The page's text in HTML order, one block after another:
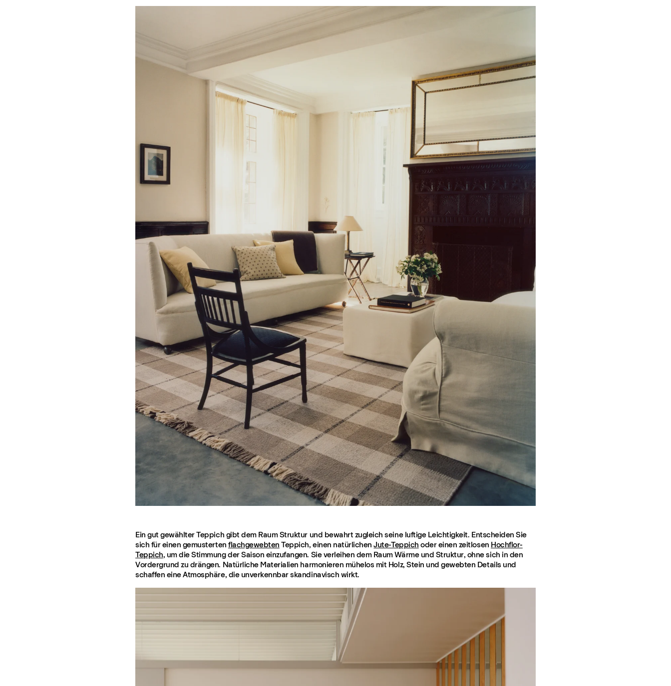
Ein gut gewählter Teppich gibt dem Raum Struktur und bewahrt zugleich seine luftige Leichtigkeit. Entscheiden Sie
sich für einen gemustertenflachgewebten Teppich, einen natürlichenJute-Teppich oder einen zeitlosen Hochflor-
Teppich, um die Stimmung der Saison einzufangen. Sie verleihen dem Raum Wärme und Struktur, ohne sich in den
Vordergrund zu drängen. Natürliche Materialien harmonieren mühelos mit Holz, Stein und gewebten Details und
schaffen eine Atmosphäre, die unverkennbar skandinavisch wirkt.